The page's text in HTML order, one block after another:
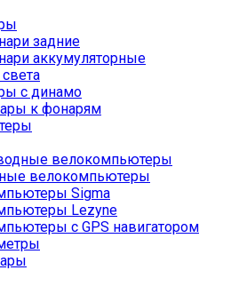
задние
аккумуляторные
с динамо
к фонарям
велокомпьютеры
велокомпьютеры
Sigma
Lezyne
с GPS навигатором